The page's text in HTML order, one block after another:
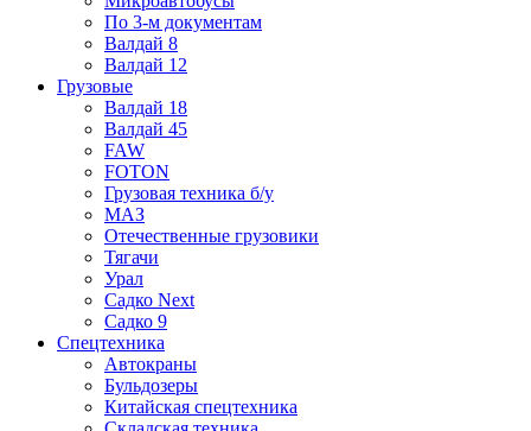
По 3-м документам
Валдай 8
Валдай 12
Грузовые
Валдай 18
Валдай 45
FAW
FOTON
Грузовая техника б/у
МАЗ
Отечественные грузовики
Тягачи
Урал
Садко Next
Садко 9
Спецтехника
Автокраны
Бульдозеры
Китайская спецтехника